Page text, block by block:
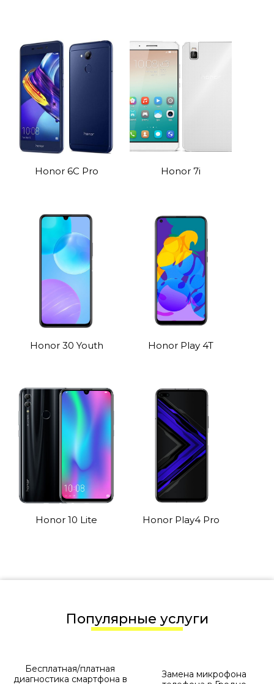
Honor 6C Pro Honor 7i
Honor 30 Youth Honor Play 4T
Honor 10 Lite Honor Play4 Pro
Популярные услуги
Бесплатная/платная
диагностика смартфона в
Замена микрофона